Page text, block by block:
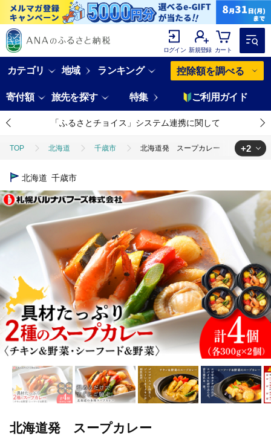
ログイン 新規登録 カート
カテゴリ 地域 ランキング 控除額を調べる
寄付額 旅先を探す 特集 ご利用ガイド
「ふるさとチョイス」システム連携に関して
TOP 北海道 千歳市 北海道発 スープカレー
TOP
TOP 加工食品 惣菜・レトルト カレー 北海道発 ス
+2
北海道 千歳市
北海道発 スープカレー